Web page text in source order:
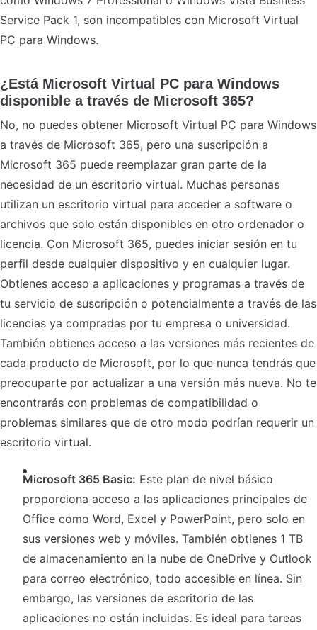
Service Pack 1, son incompatibles con Microsoft Virtual
PC para Windows.
¿Está Microsoft Virtual PC para Windows
disponible a través de Microsoft 365?
No, no puedes obtener Microsoft Virtual PC para Windows
a través de Microsoft 365, pero una suscripción a
Microsoft 365 puede reemplazar gran parte de la
necesidad de un escritorio virtual. Muchas personas
utilizan un escritorio virtual para acceder a software o
archivos que solo están disponibles en otro ordenador o
licencia. Con Microsoft 365, puedes iniciar sesión en tu
perfil desde cualquier dispositivo y en cualquier lugar.
Obtienes acceso a aplicaciones y programas a través de
tu servicio de suscripción o potencialmente a través de las
licencias ya compradas por tu empresa o universidad.
También obtienes acceso a las versiones más recientes de
cada producto de Microsoft, por lo que nunca tendrás que
preocuparte por actualizar a una versión más nueva. No te
encontrarás con problemas de compatibilidad o
problemas similares que de otro modo podrían requerir un
escritorio virtual.
Microsoft 365 Basic: Este plan de nivel básico
proporciona acceso a las aplicaciones principales de
Office como Word, Excel y PowerPoint, pero solo en
sus versiones web y móviles. También obtienes 1 TB
de almacenamiento en la nube de OneDrive y Outlook
para correo electrónico, todo accesible en línea. Sin
embargo, las versiones de escritorio de las
aplicaciones no están incluidas. Es ideal para tareas